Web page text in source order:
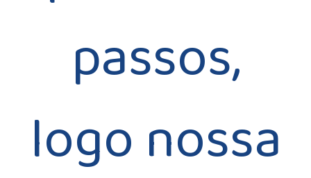
passos,
logo nossa